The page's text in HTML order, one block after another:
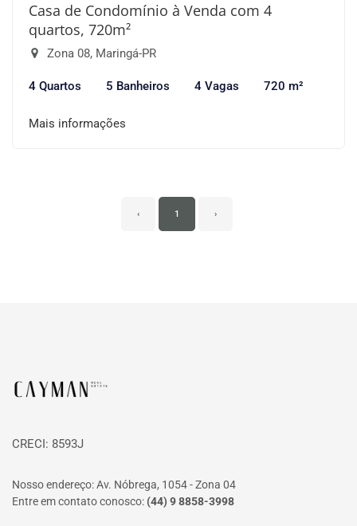
Casa de Condomínio à Venda com 4
quartos, 720m²
Zona 08, Maringá-PR
4 Quartos 5 Banheiros 4 Vagas 720 m²
Mais informações
‹ 1 ›
Página inicial
CRECI: 8593J
Nosso endereço: Av. Nóbrega, 1054 - Zona 04
Entre em contato conosco: (44) 9 8858-3998